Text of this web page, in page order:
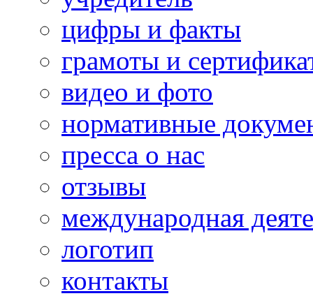
цифры и факты
грамоты и
видео и фото
нормативные
пресса о нас
отзывы
международная
логотип
контакты